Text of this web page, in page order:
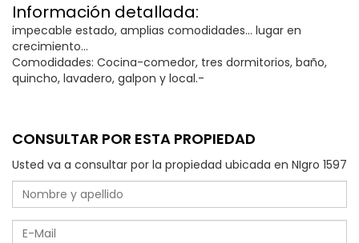
Información detallada:
impecable estado, amplias comodidades... lugar en
crecimiento...
Comodidades: Cocina-comedor, tres dormitorios, baño,
quincho, lavadero, galpon y local.-
CONSULTAR POR ESTA PROPIEDAD
Usted va a consultar por la propiedad ubicada en NIgro 1597